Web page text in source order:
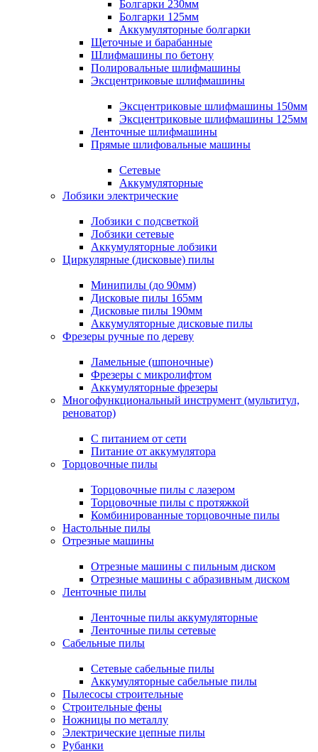
Болгарки 230мм
Болгарки 125мм
Аккумуляторные болгарки
Щеточные и барабанные
Шлифмашины по бетону
Полировальные шлифмашины
Эксцентриковые шлифмашины
Эксцентриковые шлифмашины 150мм
Эксцентриковые шлифмашины 125мм
Ленточные шлифмашины
Прямые шлифовальные машины
Сетевые
Аккумуляторные
Лобзики электрические
Лобзики с подсветкой
Лобзики сетевые
Аккумуляторные лобзики
Циркулярные (дисковые) пилы
Минипилы (до 90мм)
Дисковые пилы 165мм
Дисковые пилы 190мм
Аккумуляторные дисковые пилы
Фрезеры ручные по дереву
Ламельные (шпоночные)
Фрезеры с микролифтом
Аккумуляторные фрезеры
Многофункциональный инструмент (мультитул,
реноватор)
С питанием от сети
Питание от аккумулятора
Торцовочные пилы
Торцовочные пилы с лазером
Торцовочные пилы с протяжкой
Комбинированные торцовочные пилы
Настольные пилы
Отрезные машины
Отрезные машины с пильным диском
Отрезные машины с абразивным диском
Ленточные пилы
Ленточные пилы аккумуляторные
Ленточные пилы сетевые
Сабельные пилы
Сетевые сабельные пилы
Аккумуляторные сабельные пилы
Пылесосы строительные
Строительные фены
Ножницы по металлу
Электрические цепные пилы
Рубанки